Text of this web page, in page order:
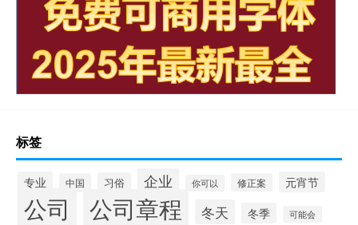
标签
专业 中国 习俗 企业 你可以 修正案 元宵节
公司 公司章程 冬天 冬季 可能会